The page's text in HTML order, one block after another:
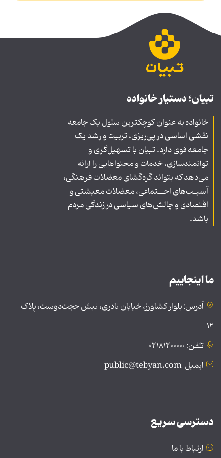
تبیان؛ دستیار خانواده
خانواده به عنوان کوچکترین سلول یک جامعه
نقشی اساسی در پی‌ریزی، تربیت و رشد یک
جامعه قوی دارد. تبیان با تسهیل‌گری و
توانمندسازی، خدمات و محتواهایی را ارائه
می‌دهد که بتواند گره‌گشای معضلات فرهنگی،
آسیـب‌های اجــتماعی، معضلات معیشتی و
اقتصادی و چالش‌های سیاسی در زندگی مردم
باشد.
ما اینجاییم
آدرس: بلوار کشاورز، خیابان نادری، نبش حجت‌دوست، پلاک
۱۲
تلفن: ۰۲۱۸۱۲۰۰۰۰۰
ایمیل: public@tebyan.com
دسترسی سریع
ارتباط با ما